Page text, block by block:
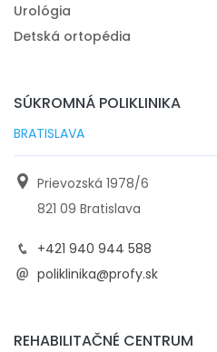
Urológia
Detská ortopédia
SÚKROMNÁ POLIKLINIKA
BRATISLAVA
Prievozská 1978/6
821 09 Bratislava
+421 940 944 588
poliklinika@profy.sk
REHABILITAČNÉ CENTRUM